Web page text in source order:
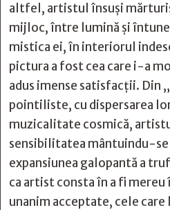
altfel, artistul însuşi
mijloc, între lumină şi
mistica ei, în interiorul
pictura a fost cea care i-a
adus imense satisfacţii. Din
pointiliste, cu dispersarea
muzicalitate cosmică,
sensibilitatea mântuindu-se
expansiunea galopantă a
ca artist consta în a fi
unanim acceptate, cele